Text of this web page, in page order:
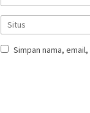
Simpan nama,